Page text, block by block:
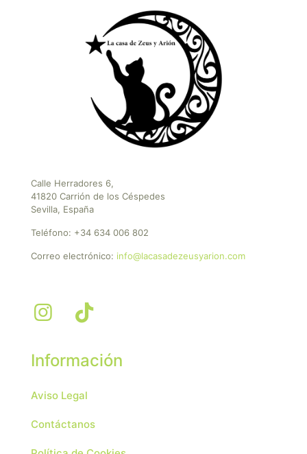
Calle Herradores 6,
41820 Carrión de los Céspedes
Sevilla, España
Teléfono: +34 634 006 802
Correo electrónico: info@lacasadezeusyarion.com
Información
Aviso Legal
Contáctanos